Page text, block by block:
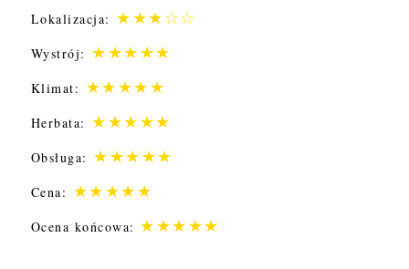
Lokalizacja: ★★★☆☆
Wystrój: ★★★★★
Klimat: ★★★★★
Herbata: ★★★★★
Obsługa: ★★★★★
Cena: ★★★★★
Ocena końcowa: ★★★★★